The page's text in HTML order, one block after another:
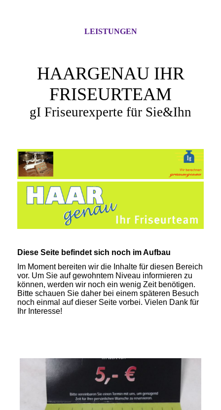
LEISTUNGEN
HAARGENAU IHR
FRISEURTEAM
gI Friseurexperte für Sie&Ihn
Diese Seite befindet sich noch im Aufbau
Im Moment bereiten wir die Inhalte für diesen Bereich
vor. Um Sie auf gewohntem Niveau informieren zu
können, werden wir noch ein wenig Zeit benötigen.
Bitte schauen Sie daher bei einem späteren Besuch
noch einmal auf dieser Seite vorbei. Vielen Dank für
Ihr Interesse!